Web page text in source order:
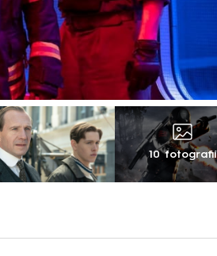
10 fotografií